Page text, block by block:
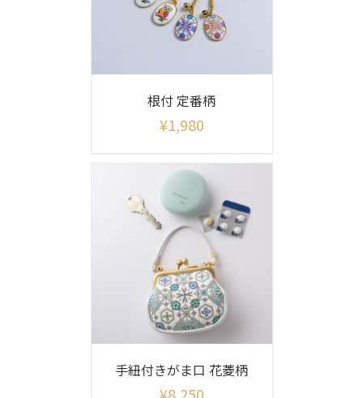
根付 定番柄
¥1,980
手紐付きがま口 花菱柄
¥8,250